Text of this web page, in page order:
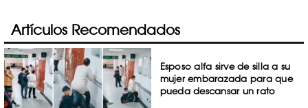
Artículos Recomendados
Esposo alfa sirve de silla a su
mujer embarazada para que
pueda descansar un rato